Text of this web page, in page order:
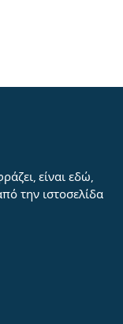
είναι εδώ,
την ιστοσελίδα